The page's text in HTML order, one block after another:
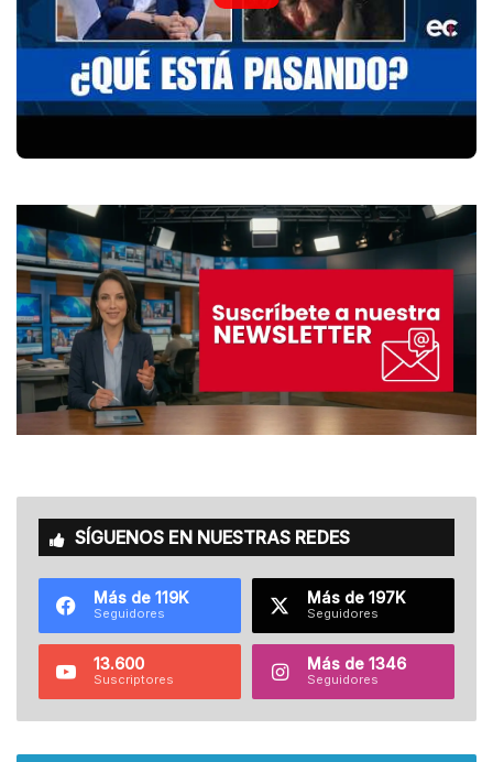
SÍGUENOS EN NUESTRAS REDES
Más de 119K
Seguidores
Más de 197K
Seguidores
13.600
Suscriptores
Más de 1346
Seguidores